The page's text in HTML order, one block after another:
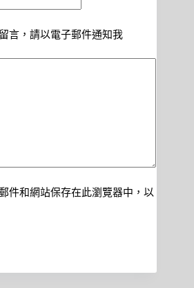
言，請以電子郵件通知我
件和網站保存在此瀏覽器中，以